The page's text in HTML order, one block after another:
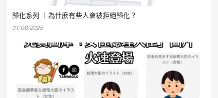
歸化系列 ｜為什麼有些人會被拒絕歸化？
01/08/2025